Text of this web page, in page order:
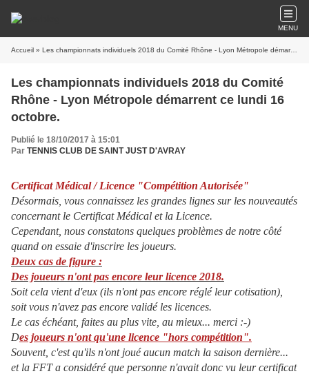
MENU
Accueil » Les championnats individuels 2018 du Comité Rhône - Lyon Métropole démarrent ce lundi 16 octobre.
Les championnats individuels 2018 du Comité
Rhône - Lyon Métropole démarrent ce lundi 16
octobre.
Publié le 18/10/2017 à 15:01
Par TENNIS CLUB DE SAINT JUST D'AVRAY
Certificat Médical / Licence "Compétition Autorisée"
Désormais, vous connaissez les grandes lignes sur les nouveautés
concernant le Certificat Médical et la Licence.
Cependant, nous constatons quelques problèmes de notre côté
quand on essaie d'inscrire les joueurs.
Deux cas de figure :
Des joueurs n'ont pas encore leur licence 2018.
Soit cela vient d'eux (ils n'ont pas encore réglé leur cotisation),
soit vous n'avez pas encore validé les licences.
Le cas échéant, faites au plus vite, au mieux... merci :-)
Des joueurs n'ont qu'une licence "hors compétition".
Souvent, c'est qu'ils n'ont joué aucun match la saison dernière...
et la FFT a considéré que personne n'avait donc vu leur certificat